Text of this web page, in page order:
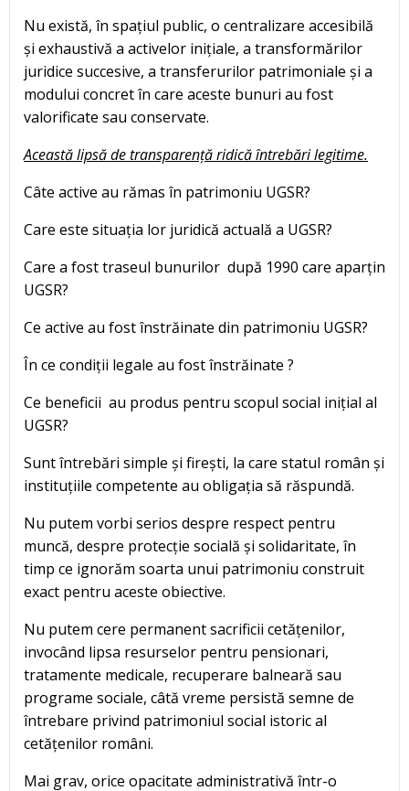
Nu există, în spațiul public, o centralizare accesibilă
și exhaustivă a activelor inițiale, a transformărilor
juridice succesive, a transferurilor patrimoniale și a
modului concret în care aceste bunuri au fost
valorificate sau conservate.
Această lipsă de transparență ridică întrebări legitime.
Câte active au rămas în patrimoniu UGSR?
Care este situația lor juridică actuală a UGSR?
Care a fost traseul bunurilor după 1990 care aparțin
UGSR?
Ce active au fost înstrăinate din patrimoniu UGSR?
În ce condiții legale au fost înstrăinate ?
Ce beneficii au produs pentru scopul social inițial al
UGSR?
Sunt întrebări simple și firești, la care statul român și
instituțiile competente au obligația să răspundă.
Nu putem vorbi serios despre respect pentru
muncă, despre protecție socială și solidaritate, în
timp ce ignorăm soarta unui patrimoniu construit
exact pentru aceste obiective.
Nu putem cere permanent sacrificii cetățenilor,
invocând lipsa resurselor pentru pensionari,
tratamente medicale, recuperare balneară sau
programe sociale, câtă vreme persistă semne de
întrebare privind patrimoniul social istoric al
cetățenilor români.
Mai grav, orice opacitate administrativă într-o